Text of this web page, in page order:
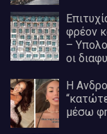
φρέον
–
οι
Η
μέσω